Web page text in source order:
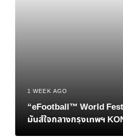
1 WEEK AGO
“eFootball™ World
มันส์ใจกลางกรุงเทพฯ
เอาใจแฟนบอลชาวไทย